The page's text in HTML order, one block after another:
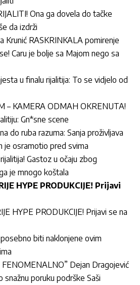
Ona ga dovela do tačke
da izdrži
Krunić RASKRINKALA pomirenje
Caru je bolje sa Majom nego sa
u finalu rijalitija: To se vidjelo od
– KAMERA ODMAH OKRENUTA!
Gn*sne scene
do ruba razuma: Sanja proživljava
je osramotio pred svima
Gastoz u očaju zbog
je mnogo koštala
HYPE PRODUKCIJE! Prijavi
HYPE PRODUKCIJE! Prijavi se na
biti naklonjene ovim
FENOMENALNO” Dejan Dragojević
poruku podrške Saši